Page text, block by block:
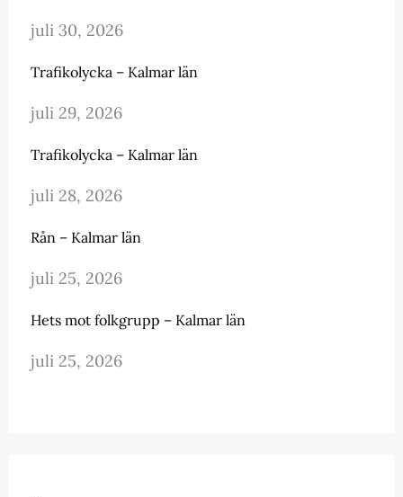
juli 30, 2026
Trafikolycka – Kalmar län
juli 29, 2026
Trafikolycka – Kalmar län
juli 28, 2026
Rån – Kalmar län
juli 25, 2026
Hets mot folkgrupp – Kalmar län
juli 25, 2026